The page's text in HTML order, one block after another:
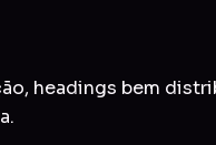
headings bem